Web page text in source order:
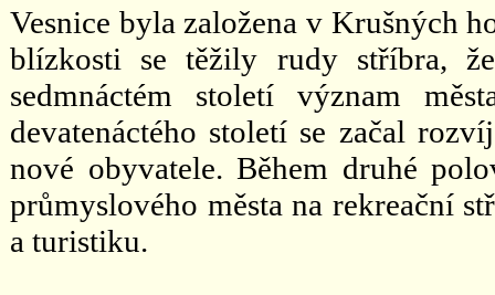
Vesnice byla založena v Krušných
blízkosti se těžily rudy stříbra,
sedmnáctém století význam
devatenáctého století se začal
nové obyvatele. Během druhé
průmyslového města na rekreační
a turistiku.